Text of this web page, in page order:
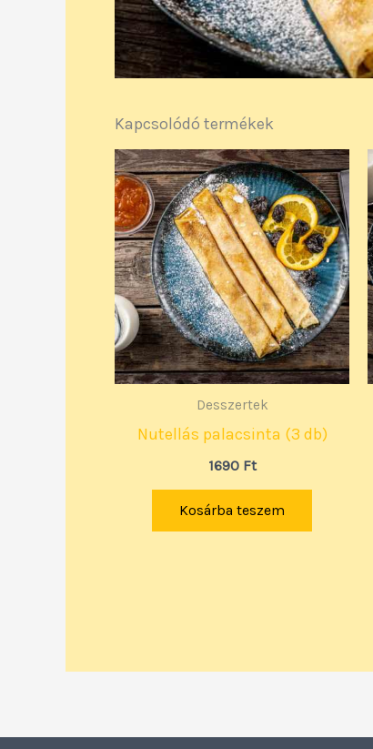
Kapcsolódó termékek
Desszertek
Nutellás palacsinta (3 db)
1690 Ft
Kosárba teszem